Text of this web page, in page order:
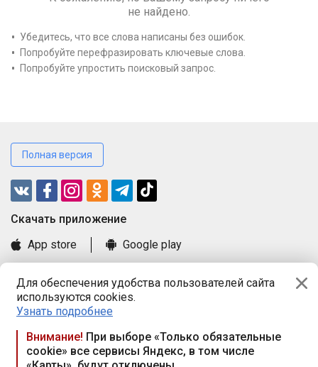
Для обеспечения удобства пользователей сайта
используются cookies.
Узнать подробнее
Внимание! При выборе «Только обязательные
cookie» все сервисы Яндекс, в том числе
не найдено.
Убедитесь, что все слова написаны без ошибок.
Попробуйте перефразировать ключевые слова.
Попробуйте упростить поисковый запрос.
Полная версия
Cкачать приложение
App store
Google play
Книга замечаний и предложений
Правила и документы
Praca.by © 2000—2026, ООО «ПРАЦА БАЙ»
Республика Беларусь, 220114, г. Минск, пр-т Независимости
117а, пом. № 9.